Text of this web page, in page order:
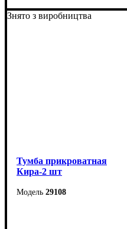
Высота: 26 см
Глубина: 40 см
Знято з виробництва
Тумба прикроватная
Кира-2 шт
29108